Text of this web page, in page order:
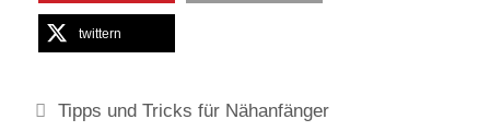
twittern
Kategorien
Tipps und Tricks für Nähanfänger